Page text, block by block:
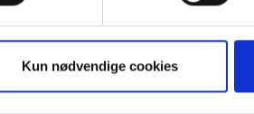
Kun nødvendige cookies
samtale og samvær.
te og kage.